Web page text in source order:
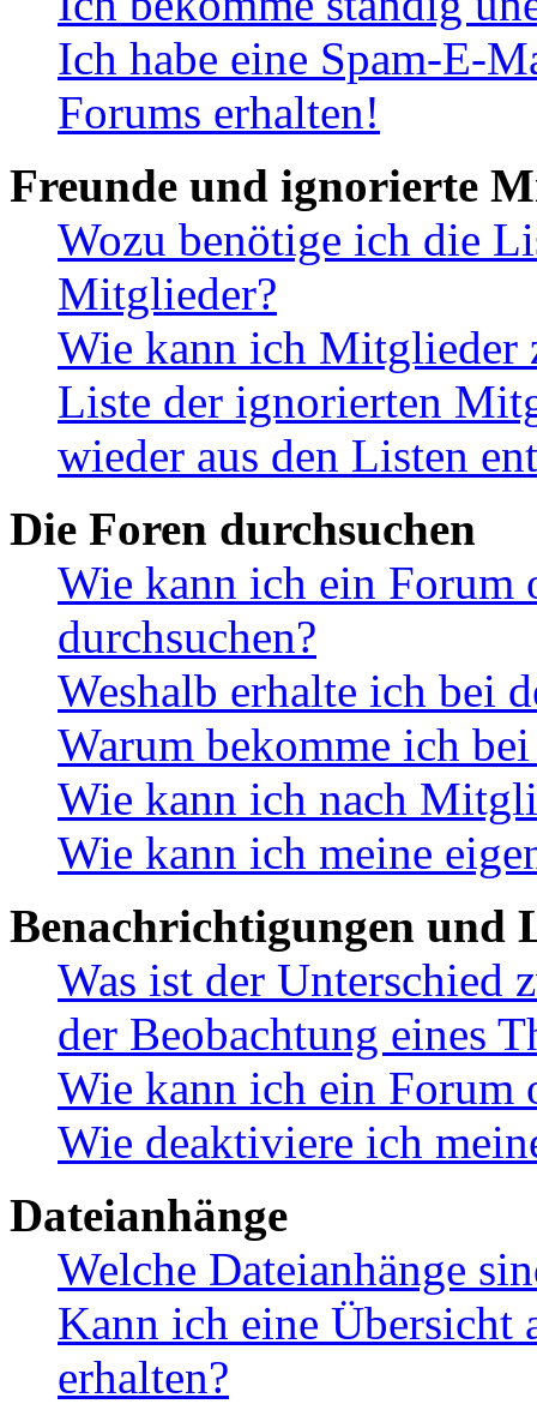
Ich habe eine Spam-E-
Forums erhalten!
Freunde und ignorierte
Wozu benötige ich die
Mitglieder?
Wie kann ich Mitglieder
Liste der ignorierten
wieder aus den Listen
Die Foren durchsuchen
Wie kann ich ein Forum
durchsuchen?
Weshalb erhalte ich bei
Warum bekomme ich
Wie kann ich nach
Wie kann ich meine
Benachrichtigungen und
Was ist der Unterschied
der Beobachtung eines
Wie kann ich ein Forum
Wie deaktiviere ich
Dateianhänge
Welche Dateianhänge
Kann ich eine Übersicht
erhalten?